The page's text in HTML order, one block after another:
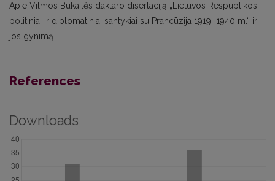
Apie Vilmos Bukaitės daktaro disertaciją „Lietuvos Respublikos
politiniai ir diplomatiniai santykiai su Prancūzija 1919–1940 m.“ ir
jos gynimą
References
Downloads